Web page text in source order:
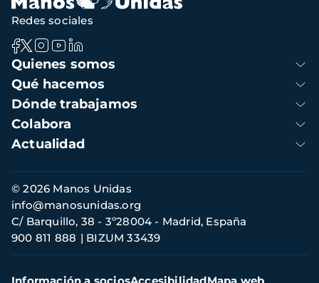
Navegación
principal
Quienes somos
Qué hacemos
Dónde trabajamos
Colabora
Actualidad
Redes sociales
Información
de
contacto
© 2026 Manos Unidas
C/ Barquillo, 38 - 3º28004 - Madrid, España
900 811 888
BIZUM 33439
info@manosunidas.org
Menú